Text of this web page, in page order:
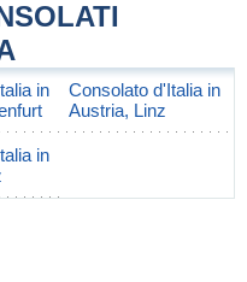
in
Consolato d'Italia in
Austria, Linz
in